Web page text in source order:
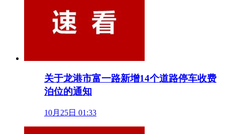
关于龙港市富一路新增14个道路停车收费
泊位的通知
10月25日 01:33